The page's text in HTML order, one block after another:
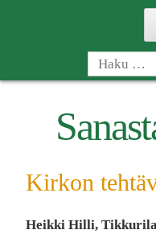
Haku:
Kirkon
Heikki Hilli,